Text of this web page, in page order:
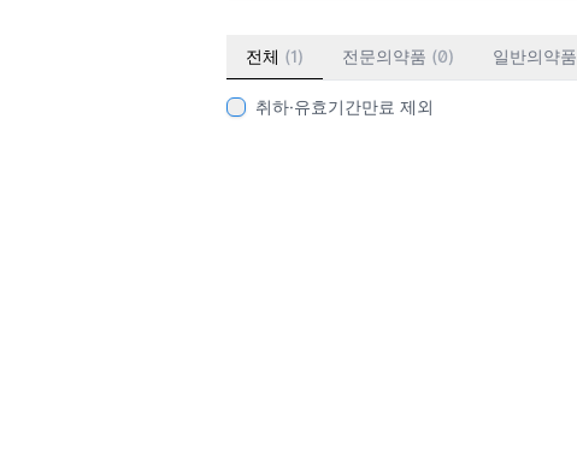
전체 (1) 전문의약품 (0) 일반의약품
취하·유효기간만료 제외